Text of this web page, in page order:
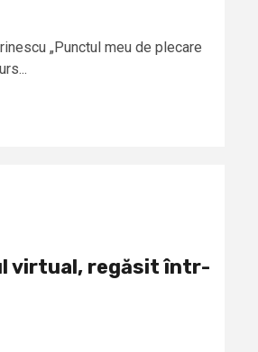
„Punctul meu de plecare
virtual, regăsit într-